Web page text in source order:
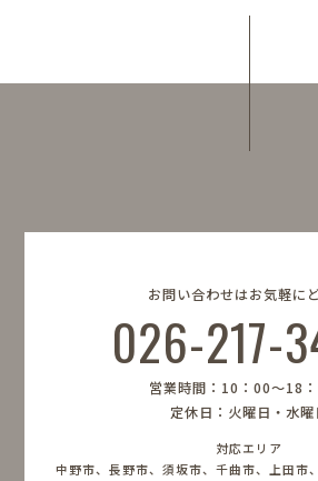
お問い合わせはお気軽に
026-217-
営業時間：10：00〜18
定休日：火曜日・水曜
対応エリア
中野市、長野市、須坂市、千曲市、上田市